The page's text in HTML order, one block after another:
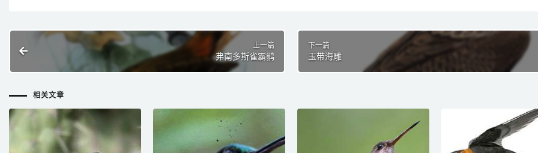
上一篇
弗南多斯雀霸鹟
下一篇
玉带海雕
相关文章